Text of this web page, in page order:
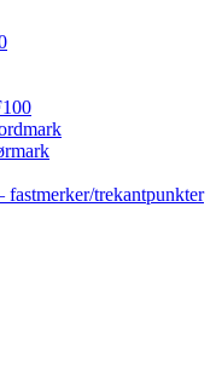
fastmerker/trekantpunkter